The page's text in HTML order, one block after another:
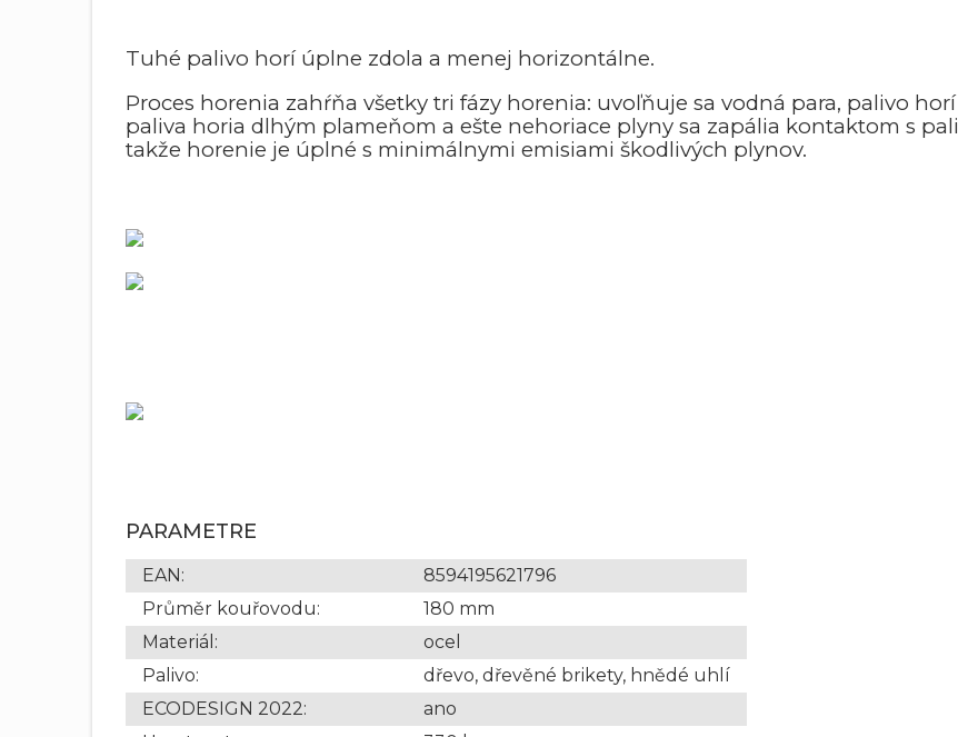
Tuhé palivo horí úplne zdola a menej horizontálne.
Proces horenia zahŕňa všetky tri fázy horenia: uvoľňuje sa vodná para, palivo
paliva horia dlhým plameňom a ešte nehoriace plyny sa zapália kontaktom s
takže horenie je úplné s minimálnymi emisiami škodlivých plynov.
PARAMETRE
EAN:
8594195621796
Průměr kouřovodu:
180 mm
Materiál :
ocel
Palivo:
dřevo, dřevěné brikety, hnědé uhlí
ECODESIGN 2022:
ano